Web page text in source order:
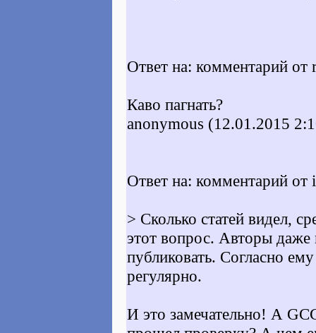
Ответ на: комментарий
Каво пагнать?
anonymous (12.01.2015
Ответ на: комментарий
> Сколько статей видел,
этот вопрос. Авторы
публиковать. Согласно
регулярно.
И это замечательно! А